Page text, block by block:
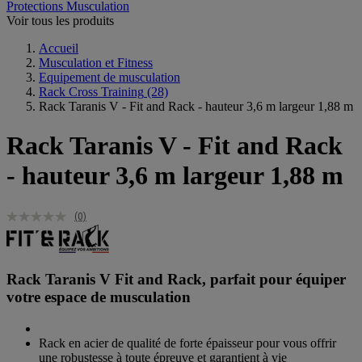
Protections Musculation
Voir tous les produits
Accueil
Musculation et Fitness
Equipement de musculation
Rack Cross Training (28)
Rack Taranis V - Fit and Rack - hauteur 3,6 m largeur 1,88 m
Rack Taranis V - Fit and Rack
- hauteur 3,6 m largeur 1,88 m
(0)
Rack Taranis V Fit and Rack, parfait pour équiper
votre espace de musculation
Rack en acier de qualité de forte épaisseur pour vous offrir
une robustesse à toute épreuve et garantient à vie